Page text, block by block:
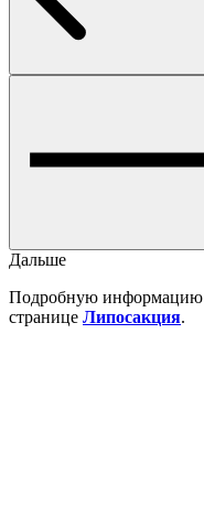
Дальше
Подробную информацию
странице Липосакция.